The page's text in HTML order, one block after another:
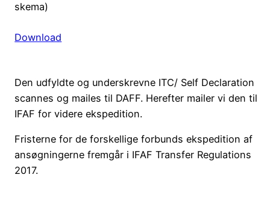
skema)
Download
Den udfyldte og underskrevne ITC/ Self Declaration
scannes og mailes til DAFF. Herefter mailer vi den til
IFAF for videre ekspedition.
Fristerne for de forskellige forbunds ekspedition af
ansøgningerne fremgår i IFAF Transfer Regulations
2017.